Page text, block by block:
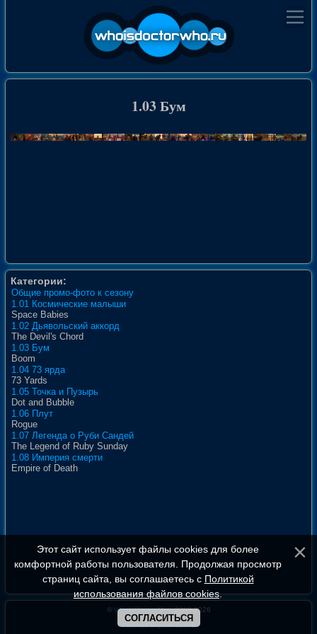
1.03 Бум
Категории:
Общие промо-фото к сезону
1.01 Космические малыши
Space Babies
1.02 Дьявольский аккорд
The Devil's Chord
1.03 Бум
Boom
1.04 73 ярда
73 Yards
1.05 Точка и Пузырь
Dot and Bubble
1.06 Плут
Rogue
1.07 Легенда о Руби Сандей
The Legend of Ruby Sunday
1.08 Империя смерти
Empire of Death
© WhoIsDoctorWho, 2008-2026
Этот сайт использует файлы cookies для более
комфортной работы пользователя. Продолжая просмотр
страниц сайта, вы соглашаетесь с Политикой
использования файлов cookies.
СОГЛАСИТЬСЯ